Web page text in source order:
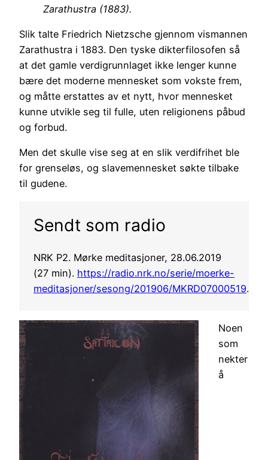
Zarathustra (1883).
Slik talte Friedrich Nietzsche gjennom vismannen
Zarathustra i 1883. Den tyske dikterfilosofen så
at det gamle verdigrunnlaget ikke lenger kunne
bære det moderne mennesket som vokste frem,
og måtte erstattes av et nytt, hvor mennesket
kunne utvikle seg til fulle, uten religionens påbud
og forbud.
Men det skulle vise seg at en slik verdifrihet ble
for grenseløs, og slavemennesket søkte tilbake
til gudene.
Sendt som radio
NRK P2. Mørke meditasjoner, 28.06.2019
(27 min). https://radio.nrk.no/serie/moerke-
meditasjoner/sesong/201906/MKRD07000519.
Noen
som
nekter
å